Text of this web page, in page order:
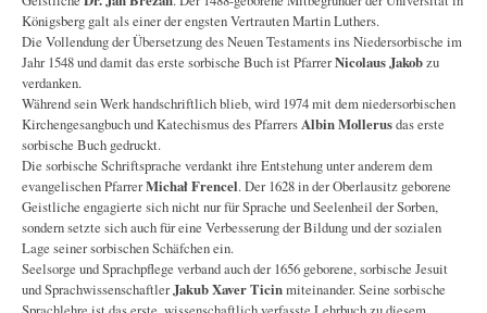
Königsberg galt als einer der engsten Vertrauten Martin Luthers.
Die Vollendung der Übersetzung des Neuen Testaments ins Niedersorbische im
Jahr 1548 und damit das erste sorbische Buch ist PfarrerNicolaus Jakobzu
verdanken.
Während sein Werk handschriftlich blieb, wird 1974 mit dem niedersorbischen
Kirchengesangbuch und Katechismus des PfarrersAlbin Mollerusdas erste
sorbische Buch gedruckt.
Die sorbische Schriftsprache verdankt ihre Entstehung unter anderem dem
evangelischen PfarrerMichał Frencel. Der 1628 in der Oberlausitz geborene
Geistliche engagierte sich nicht nur für Sprache und Seelenheil der Sorben,
sondern setzte sich auch für eine Verbesserung der Bildung und der sozialen
Lage seiner sorbischen Schäfchen ein.
Seelsorge und Sprachpflege verband auch der 1656 geborene, sorbische Jesuit
und SprachwissenschaftlerJakub Xaver Ticinmiteinander. Seine sorbische